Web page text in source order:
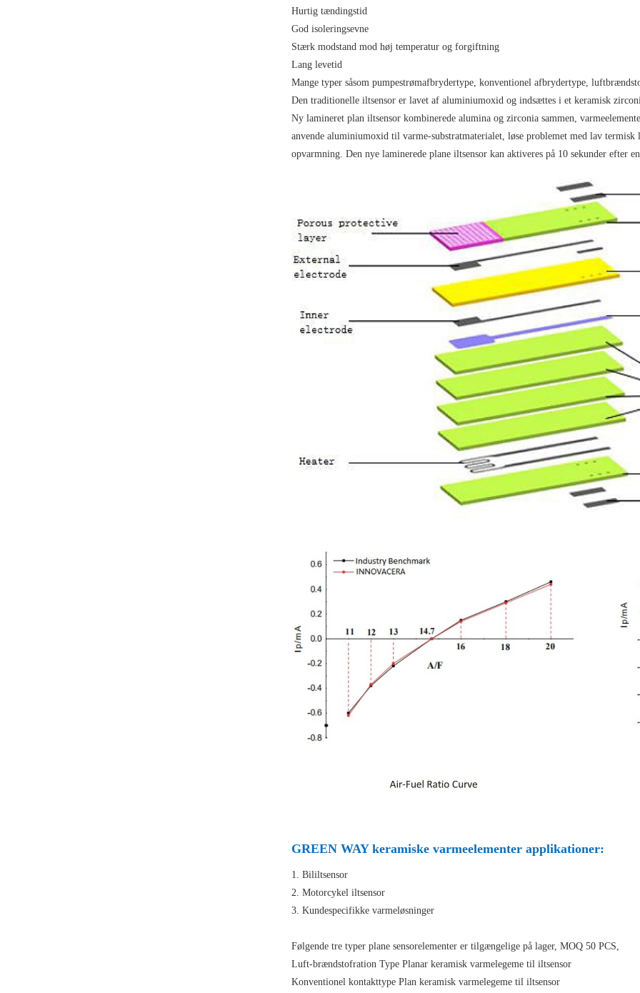
Hurtig tændingstid
God isoleringsevne
Stærk modstand mod høj temperatur og forgiftning
Lang levetid
Mange typer såsom pumpestrømafbrydertype, konventionel afbrydertype,
Den traditionelle iltsensor er lavet af aluminiumoxid og indsættes i et keramisk
Ny lamineret plan iltsensor kombinerede alumina og zirconia sammen,
anvende aluminiumoxid til varme-substratmaterialet, løse problemet med lav termisk
opvarmning. Den nye laminerede plane iltsensor kan aktiveres på 10 sekunder efter
GREEN WAY keramiske varmeelementer applikationer:
1. Bililtsensor
2. Motorcykel iltsensor
3. Kundespecifikke varmeløsninger
Følgende tre typer plane sensorelementer er tilgængelige på lager, MOQ 50 PCS,
Luft-brændstofration Type Planar keramisk varmelegeme til iltsensor
Konventionel kontakttype Plan keramisk varmelegeme til iltsensor